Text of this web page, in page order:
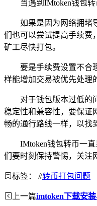
当遇到IMtoken钱包
如果是因为网络拥堵
们也可以尝试提高手续费
矿工尽快打包。
要是手续费设置不合
样能增加交易被优先处理
对于钱包版本过低的
稳定性和兼容性，要保证
畅的通行路线一样，以找
IMtoken钱包转币一
们要时刻保持警惕，关注
标签： #转币打包问题
上一篇imtoken下载安